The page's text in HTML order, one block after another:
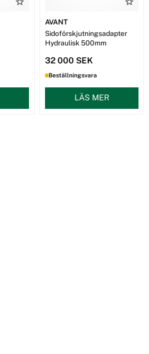
AVANT
Sidoförskjutningsadapter
Hydraulisk 500mm
32 000 SEK
Beställningsvara
LÄS MER